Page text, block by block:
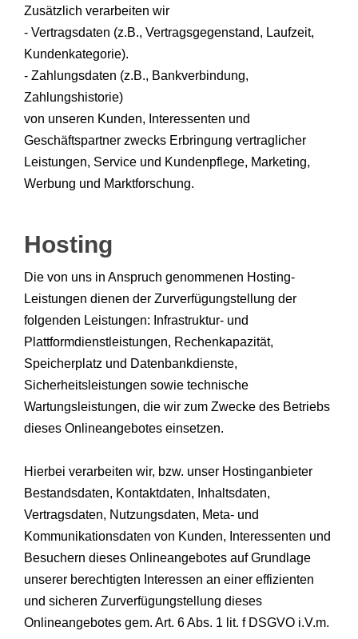
Zusätzlich verarbeiten wir
- Vertragsdaten (z.B., Vertragsgegenstand, Laufzeit,
Kundenkategorie).
- Zahlungsdaten (z.B., Bankverbindung,
Zahlungshistorie)
von unseren Kunden, Interessenten und
Geschäftspartner zwecks Erbringung vertraglicher
Leistungen, Service und Kundenpflege, Marketing,
Werbung und Marktforschung.
Hosting
Die von uns in Anspruch genommenen Hosting-
Leistungen dienen der Zurverfügungstellung der
folgenden Leistungen: Infrastruktur- und
Plattformdienstleistungen, Rechenkapazität,
Speicherplatz und Datenbankdienste,
Sicherheitsleistungen sowie technische
Wartungsleistungen, die wir zum Zwecke des Betriebs
dieses Onlineangebotes einsetzen.
Hierbei verarbeiten wir, bzw. unser Hostinganbieter
Bestandsdaten, Kontaktdaten, Inhaltsdaten,
Vertragsdaten, Nutzungsdaten, Meta- und
Kommunikationsdaten von Kunden, Interessenten und
Besuchern dieses Onlineangebotes auf Grundlage
unserer berechtigten Interessen an einer effizienten
und sicheren Zurverfügungstellung dieses
Onlineangebotes gem. Art. 6 Abs. 1 lit. f DSGVO i.V.m.